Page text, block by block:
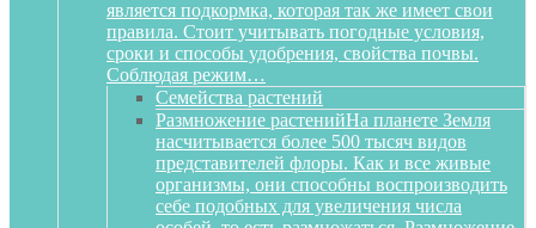
является подкормка, которая так же имеет свои
правила. Стоит учитывать погодные условия,
сроки и способы удобрения, свойства почвы.
Соблюдая режим…
Семейства растений
Размножение растенийНа планете Земля
насчитывается более 500 тысяч видов
представителей флоры. Как и все живые
организмы, они способны воспроизводить
себе подобных для увеличения числа